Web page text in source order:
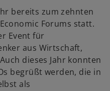
bereits zum zehnten
Forums statt.
Event für
aus Wirtschaft,
dieses Jahr konnten
begrüßt werden, die in
als